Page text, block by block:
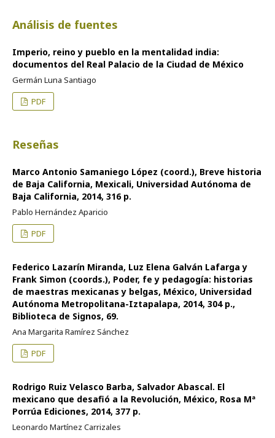
Análisis de fuentes
Imperio, reino y pueblo en la mentalidad india:
documentos del Real Palacio de la Ciudad de México
Germán Luna Santiago
PDF
Reseñas
Marco Antonio Samaniego López (coord.), Breve historia
de Baja California, Mexicali, Universidad Autónoma de
Baja California, 2014, 316 p.
Pablo Hernández Aparicio
PDF
Federico Lazarín Miranda, Luz Elena Galván Lafarga y
Frank Simon (coords.), Poder, fe y pedagogía: historias
de maestras mexicanas y belgas, México, Universidad
Autónoma Metropolitana-Iztapalapa, 2014, 304 p.,
Biblioteca de Signos, 69.
Ana Margarita Ramírez Sánchez
PDF
Rodrigo Ruiz Velasco Barba, Salvador Abascal. El
mexicano que desafió a la Revolución, México, Rosa Mª
Porrúa Ediciones, 2014, 377 p.
Leonardo Martínez Carrizales